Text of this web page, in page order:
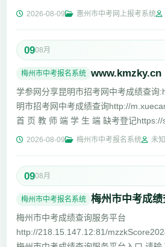
2026-08-09 惠州市中考网上报考系统
0908月
梅州市中考报名系统 www.kmzky.cn
学参网分享昆明市招考网中考成绩查询
明市招考网中考成绩查询http://
首 页 教 师 端 学 生 端 缺考登记https://
2026-08-09 梅州市中考报名系统 未知
0908月
梅州市中考报名系统 梅州市中考成
梅州市中考成绩查询服务平台
http://218.15.147.12:81/